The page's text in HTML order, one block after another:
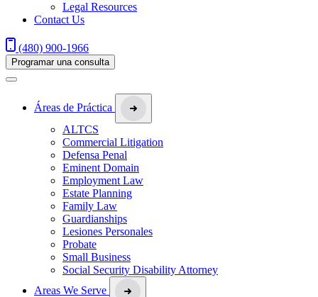
Legal Resources
Contact Us
(480) 900-1966
Programar una consulta
Áreas de Práctica
ALTCS
Commercial Litigation
Defensa Penal
Eminent Domain
Employment Law
Estate Planning
Family Law
Guardianships
Lesiones Personales
Probate
Small Business
Social Security Disability Attorney
Areas We Serve